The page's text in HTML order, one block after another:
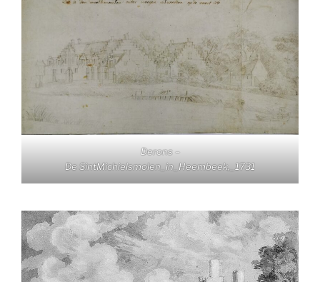
Derons –
De SintMichielsmolen_in_Heembeek,_1731